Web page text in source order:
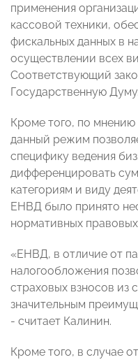
применения
кассовой техники,
фискальных данных в
осуществлении всех
Соответствующий
Государственную Думу.
Кроме того, по
данный режим
специфику ведения
дифференцировать
категориям и виду
ЕНВД было принято
нормативных
«ЕНВД, в отличие от
налогообложения
страховых взносов из
значительным
- считает Калинин.
Кроме того, в случае